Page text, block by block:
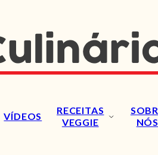
VÍDEOS
RECEITAS
VEGGIE
NÓS